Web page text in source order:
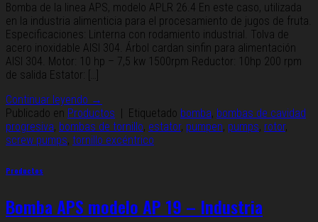
Bomba de la linea APS, modelo APLR 26.4 En este caso, utilizada
en la industria alimenticia para el procesamiento de jugos de fruta.
Especificaciones: Linterna con rodamiento industrial. Tolva de
acero inoxidable AISI 304. Árbol cardan sinfin para alimentación
AISI 304. Motor: 10 hp – 7,5 kw 1500rpm Reductor: 10hp 200 rpm
de salida Estator: […]
Continuar leyendo →
Publicado en Productos | Etiquetado bomba, bombas de cavidad
progresiva, bombas de tornillo, estator, pumpen, pumps, rotor,
screw pumps, tornillo excéntrico
Productos
Bomba APS modelo AP 19 – Industria